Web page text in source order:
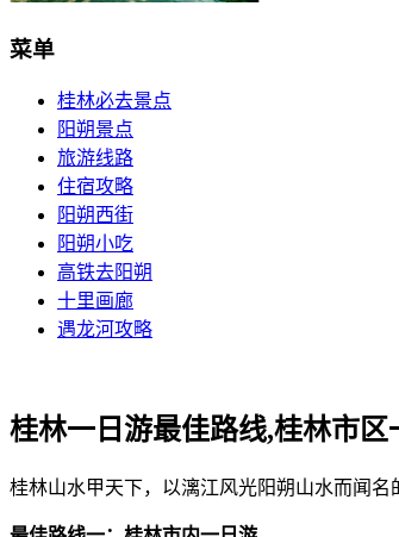
菜单
桂林必去景点
阳朔景点
旅游线路
住宿攻略
阳朔西街
阳朔小吃
高铁去阳朔
十里画廊
遇龙河攻略
桂林一日游最佳路线,桂林市区
桂林山水甲天下，以漓江风光阳朔山水而闻